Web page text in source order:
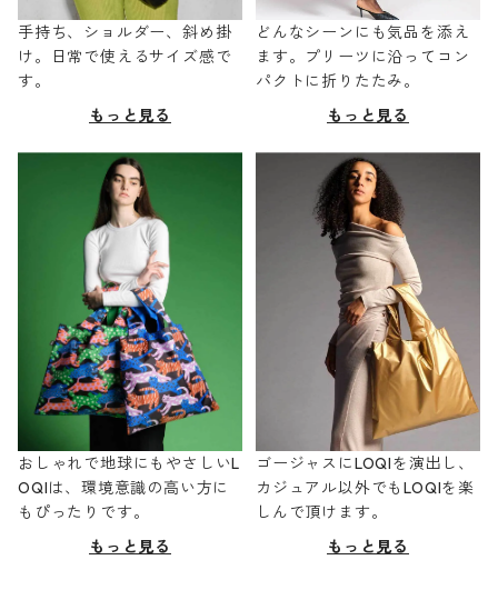
手持ち、ショルダー、斜め掛
け。日常で使えるサイズ感で
す。
もっと見る
どんなシーンにも気品を添え
ます。プリーツに沿ってコン
パクトに折りたたみ。
もっと見る
おしゃれで地球にもやさしいL
OQIは、環境意識の高い方に
もぴったりです。
もっと見る
ゴージャスにLOQIを演出し、
カジュアル以外でもLOQIを楽
しんで頂けます。
もっと見る